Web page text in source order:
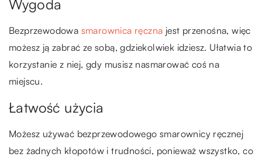
Wygoda
Bezprzewodowa smarownica ręczna jest przenośna, więc
możesz ją zabrać ze sobą, gdziekolwiek idziesz. Ułatwia to
korzystanie z niej, gdy musisz nasmarować coś na
miejscu.
Łatwość użycia
Możesz używać bezprzewodowego smarownicy ręcznej
bez żadnych kłopotów i trudności, ponieważ wszystko, co